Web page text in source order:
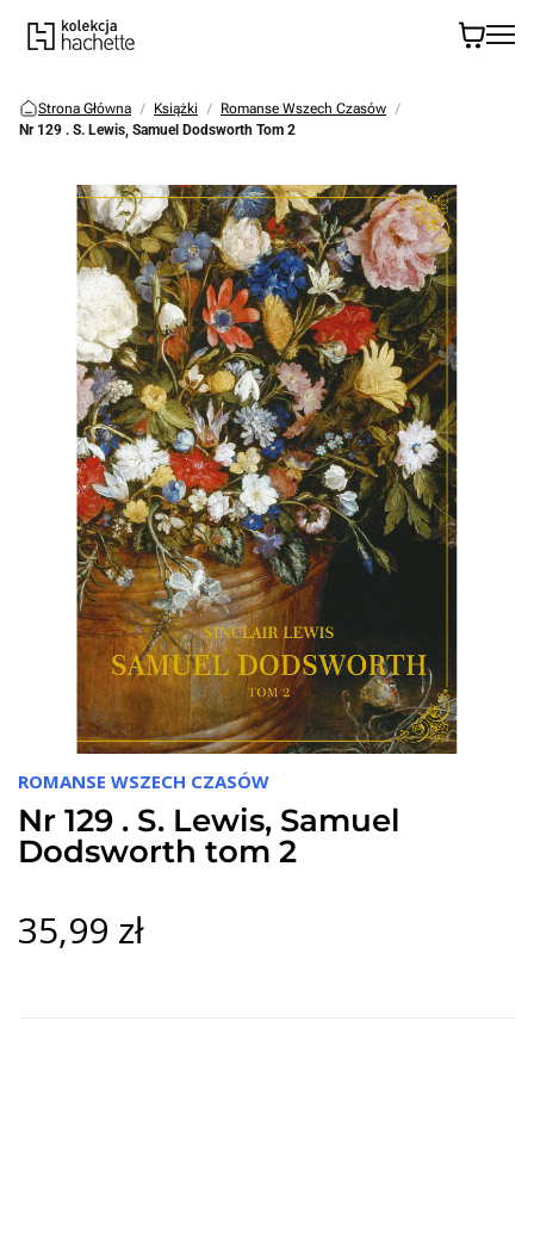
Strona Główna Książki
Romanse Wszech Czasów
Nr 129 . S. Lewis, Samuel Dodsworth Tom 2
ROMANSE WSZECH CZASÓW
Nr 129 . S. Lewis, Samuel
Dodsworth tom 2
35,99 zł